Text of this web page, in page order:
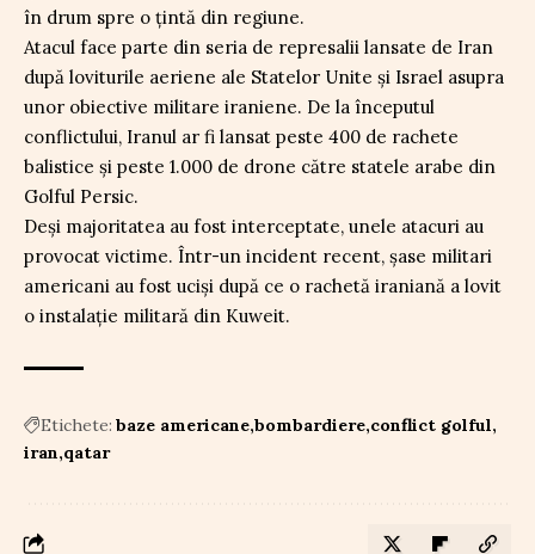
în drum spre o țintă din regiune.
Atacul face parte din seria de represalii lansate de Iran
după loviturile aeriene ale Statelor Unite și Israel asupra
unor obiective militare iraniene. De la începutul
conflictului, Iranul ar fi lansat peste 400 de rachete
balistice și peste 1.000 de drone către statele arabe din
Golful Persic.
Deși majoritatea au fost interceptate, unele atacuri au
provocat victime. Într-un incident recent, șase militari
americani au fost uciși după ce o rachetă iraniană a lovit
o instalație militară din Kuweit.
Etichete: baze americane bombardiere conflict golful
iran qatar